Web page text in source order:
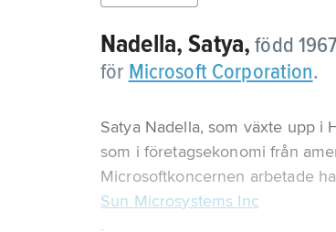
Nadella, Satya, född
för Microsoft Corporation.
Satya Nadella, som växte upp i
som i företagsekonomi från
Microsoftkoncernen arbetade
Sun Microsystems Inc
.